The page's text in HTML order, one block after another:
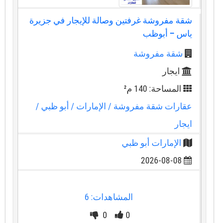
شقة مفروشة غرفتين وصالة للإيجار في جزيرة
ياس – أبوظب
شقة مفروشة
ايجار
المساحة: 140 م²
عقارات شقة مفروشة/ الإمارات/ أبو ظبي /
ايجار
الإمارات أبو ظبي
2026-08-08
المشاهدات: 6
0
0